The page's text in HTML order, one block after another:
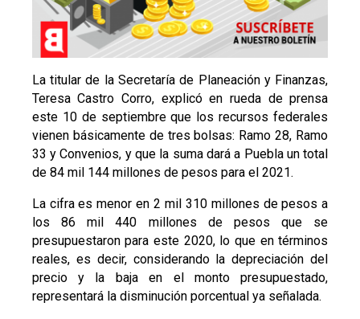
La titular de la Secretaría de Planeación y Finanzas,
Teresa Castro Corro, explicó en rueda de prensa
este 10 de septiembre que los recursos federales
vienen básicamente de tres bolsas: Ramo 28, Ramo
33 y Convenios, y que la suma dará a Puebla un total
de 84 mil 144 millones de pesos para el 2021.
La cifra es menor en 2 mil 310 millones de pesos a
los 86 mil 440 millones de pesos que se
presupuestaron para este 2020, lo que en términos
reales, es decir, considerando la depreciación del
precio y la baja en el monto presupuestado,
representará la disminución porcentual ya señalada.